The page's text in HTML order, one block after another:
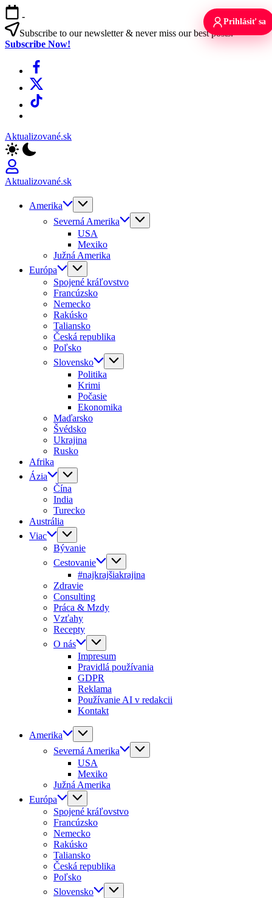
Skip
to
content
-
Subscribe to our newsletter & never miss our best posts.
Subscribe Now!
Facebook
X
TikTok
Aktualizované.sk
Aktualizované.sk
Amerika
Severná Amerika
USA
Mexiko
Južná Amerika
Európa
Spojené kráľovstvo
Francúzsko
Nemecko
Rakúsko
Taliansko
Česká republika
Poľsko
Slovensko
Politika
Krimi
Počasie
Ekonomika
Maďarsko
Švédsko
Ukrajina
Rusko
Afrika
Ázia
Čína
India
Turecko
Austrália
Viac
Bývanie
Cestovanie
#najkrajšiakrajina
Zdravie
Consulting
Práca & Mzdy
Vzťahy
Recepty
O nás
Impresum
Pravidlá používania
GDPR
Reklama
Používanie AI v redakcii
Kontakt
Amerika
Severná Amerika
USA
Mexiko
Južná Amerika
Európa
Spojené kráľovstvo
Francúzsko
Nemecko
Rakúsko
Taliansko
Česká republika
Poľsko
Slovensko
Prihlásiť sa